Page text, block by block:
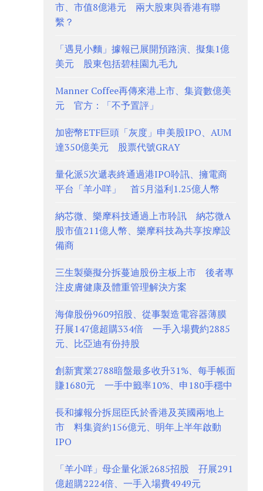
市、市值8億港元 兩大股東與香港有聯
繫？
「遇見小麵」據報已展開預路演、擬集1億
美元 股東包括碧桂園九毛九
Manner Coffee再傳來港上市、集資數億美
元 官方：「不予置評」
加密幣ETF巨頭「灰度」申美股IPO、AUM
達350億美元 股票代號GRAY
量化派5次遞表終通過港IPO聆訊、擁電商
平台「羊小咩」 首5月溢利1.25億人幣
納芯微、樂摩科技通過上市聆訊 納芯微A
股市值211億人幣、樂摩科技為共享按摩設
備商
三生製藥擬分拆蔓迪股份主板上市 後者專
注皮膚健康及體重管理解決方案
海偉股份9609招股、從事製造電容器薄膜
孖展147億超購334倍 一手入場費約2885
元、比亞迪有份持股
創新實業2788暗盤最多收升31%、每手帳面
賺1680元 一手中籤率10%、申180手穩中
長和據報分拆屈臣氏於香港及英國兩地上
市 料集資約156億元、明年上半年啟動
IPO
「羊小咩」母企量化派2685招股 孖展291
億超購2224倍、一手入場費4949元